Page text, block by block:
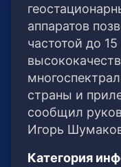
аппаратов
частотой до
страны и
сообщил
Игорь
Категория